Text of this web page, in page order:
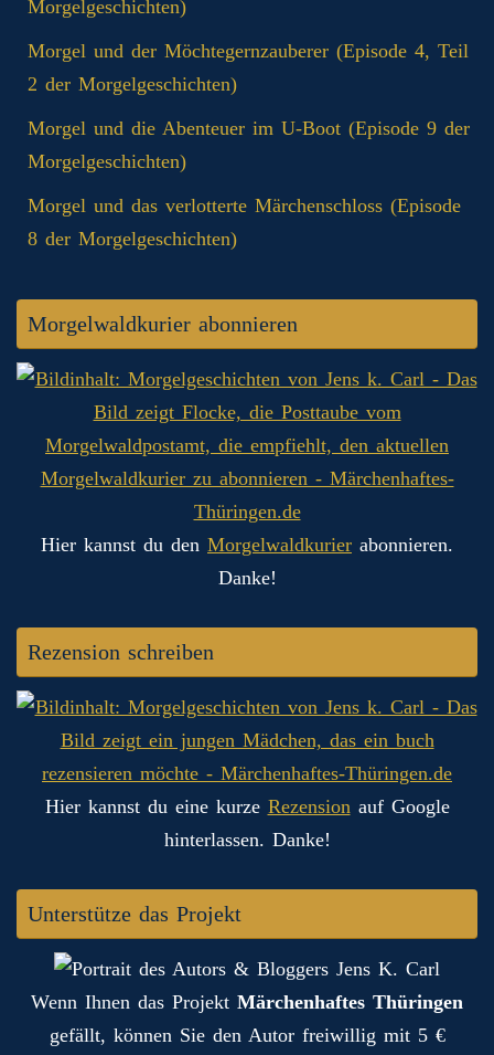
Morgelgeschichten)
Morgel und der Möchtegernzauberer (Episode 4, Teil
2 der Morgelgeschichten)
Morgel und die Abenteuer im U-Boot (Episode 9 der
Morgelgeschichten)
Morgel und das verlotterte Märchenschloss (Episode
8 der Morgelgeschichten)
Morgelwaldkurier abonnieren
Hier kannst du den Morgelwaldkurier abonnieren.
Danke!
Rezension schreiben
Hier kannst du eine kurze Rezension auf Google
hinterlassen. Danke!
Unterstütze das Projekt
Wenn Ihnen das Projekt Märchenhaftes Thüringen
gefällt, können Sie den Autor freiwillig mit 5 €